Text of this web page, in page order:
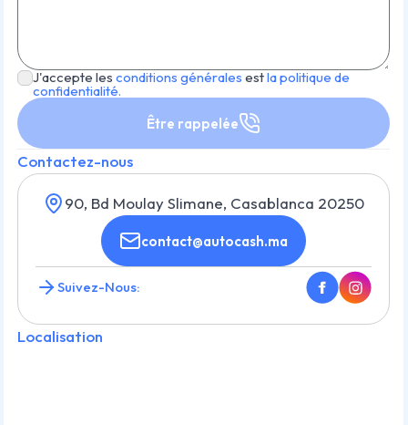
J'accepte les conditions générales estla politique de
confidentialité.
Être rappelée
Contactez-nous
90, Bd Moulay Slimane, Casablanca 20250
contact@autocash.ma
Suivez-Nous:
Localisation